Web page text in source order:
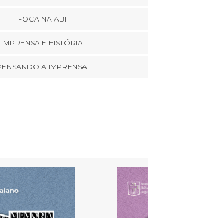
FOCA NA ABI
IMPRENSA E HISTÓRIA
A IMPRENSA